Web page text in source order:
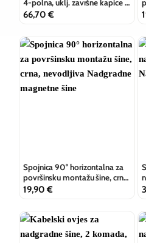
4-polna, uklj. završne kapice i
zaštitni poklopac
66,70 €
Spojnica 90° horizontalna za
površinsku montažu šine, crna,
nevodljiva
19,90 €